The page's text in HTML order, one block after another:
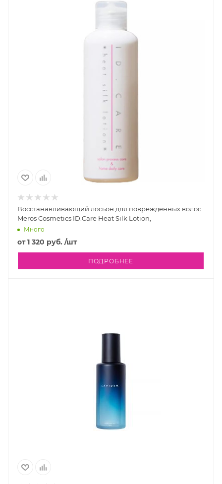
Восстанавливающий лосьон для поврежденных волос
Meros Cosmetics ID.Care Heat Silk Lotion,
Много
от1 320 руб. /шт
ПОДРОБНЕЕ